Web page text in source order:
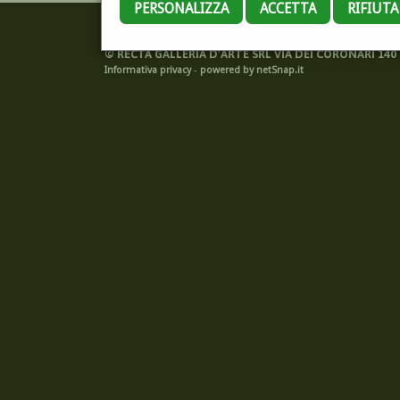
PERSONALIZZA ACCETTA
©RECTA GALLERIA D'ARTE SRL VIA DEI CORONARI
Informativa privacy- powered by netSnap.it